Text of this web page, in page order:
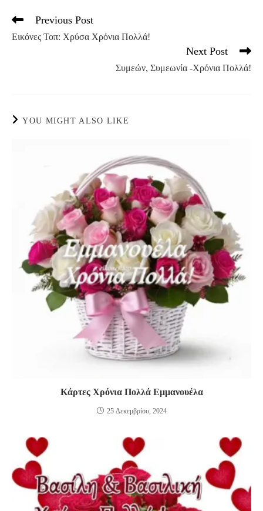
Read
articles
Previous Post
Εικόνες Τοπ: Χρύσα Χρόνια Πολλά!
Next Post
Συμεών, Συμεωνία -Χρόνια Πολλά!
YOU MIGHT ALSO LIKE
Κάρτες Χρόνια Πολλά Εμμανουέλα
25 Δεκεμβρίου, 2024